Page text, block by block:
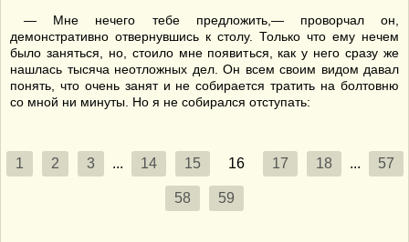
— Мне нечего тебе предложить,— проворчал он,
демонстративно отвернувшись к столу. Только что ему нечем
было заняться, но, стоило мне появиться, как у него сразу же
нашлась тысяча неотложных дел. Он всем своим видом давал
понять, что очень занят и не собирается тратить на болтовню
со мной ни минуты. Но я не собирался отступать:
1 2 3 ... 14 15 16 17 18 ... 57
58 59